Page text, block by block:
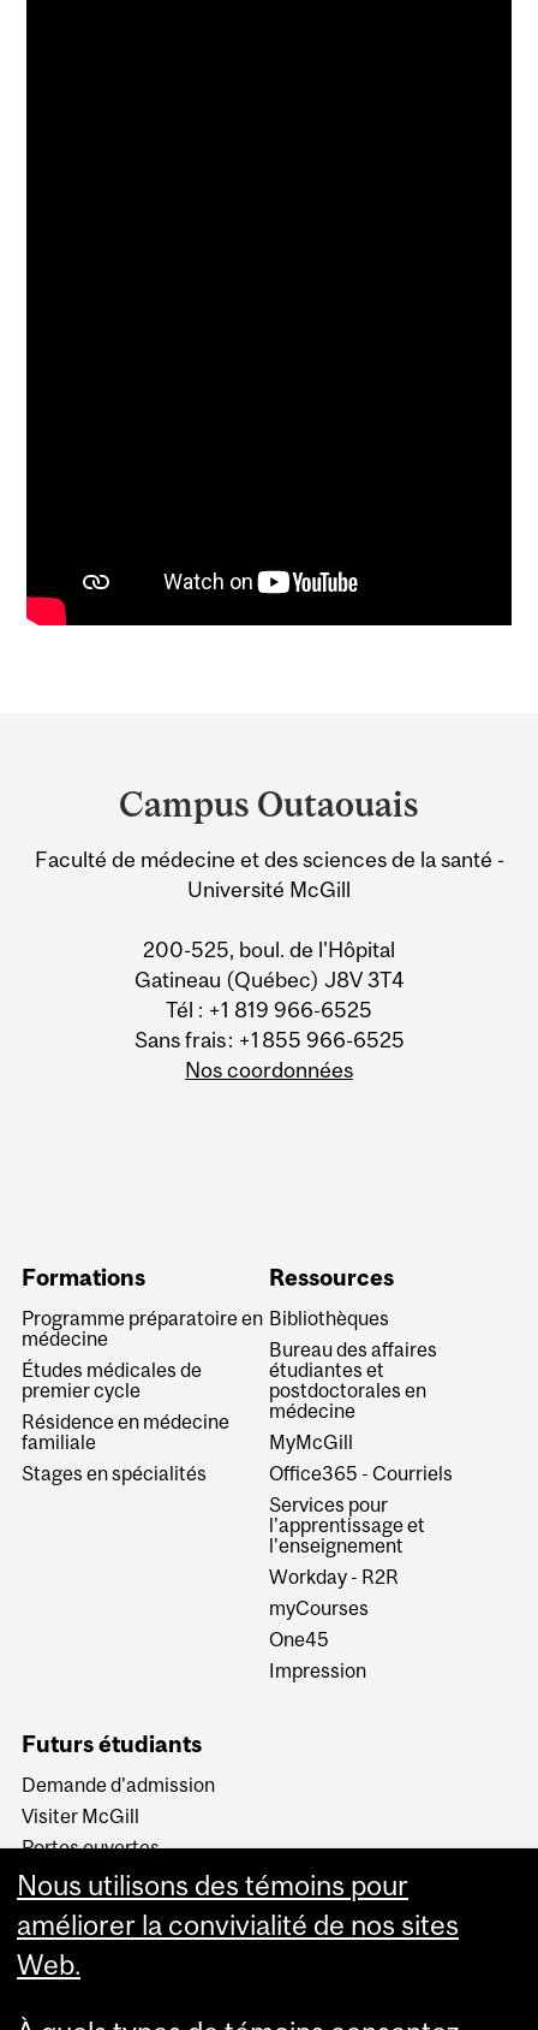
University
Information
Campus Outaouais
Faculté de médecine et des sciences de la santé -
Université McGill
200-525, boul. de l'Hôpital
Gatineau (Québec) J8V 3T4
Tél : +1 819 966-6525
Sans frais : +1 855 966-6525
Nos coordonnées
Formations
Programme préparatoire en
médecine
Études médicales de
premier cycle
Résidence en médecine
familiale
Stages en spécialités
Ressources
Bibliothèques
Bureau des affaires
étudiantes et
postdoctorales en
médecine
MyMcGill
Office365 - Courriels
Services pour
l'apprentissage et
l'enseignement
Workday - R2R
myCourses
One45
Impression
Futurs étudiants
Demande d'admission
Visiter McGill
Portes ouvertes
McGill en bref
Le tour de McGill
Nous utilisons des témoins pour
améliorer la convivialité de nos sites
Web.